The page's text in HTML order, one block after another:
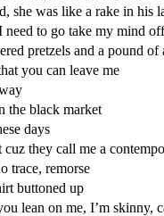
she was like a rake in his
need to go take my mind
pretzels and a pound of
you can leave me
the black market
days
cuz they call me a
trace, remorse
buttoned up
lean on me, I’m skinny,